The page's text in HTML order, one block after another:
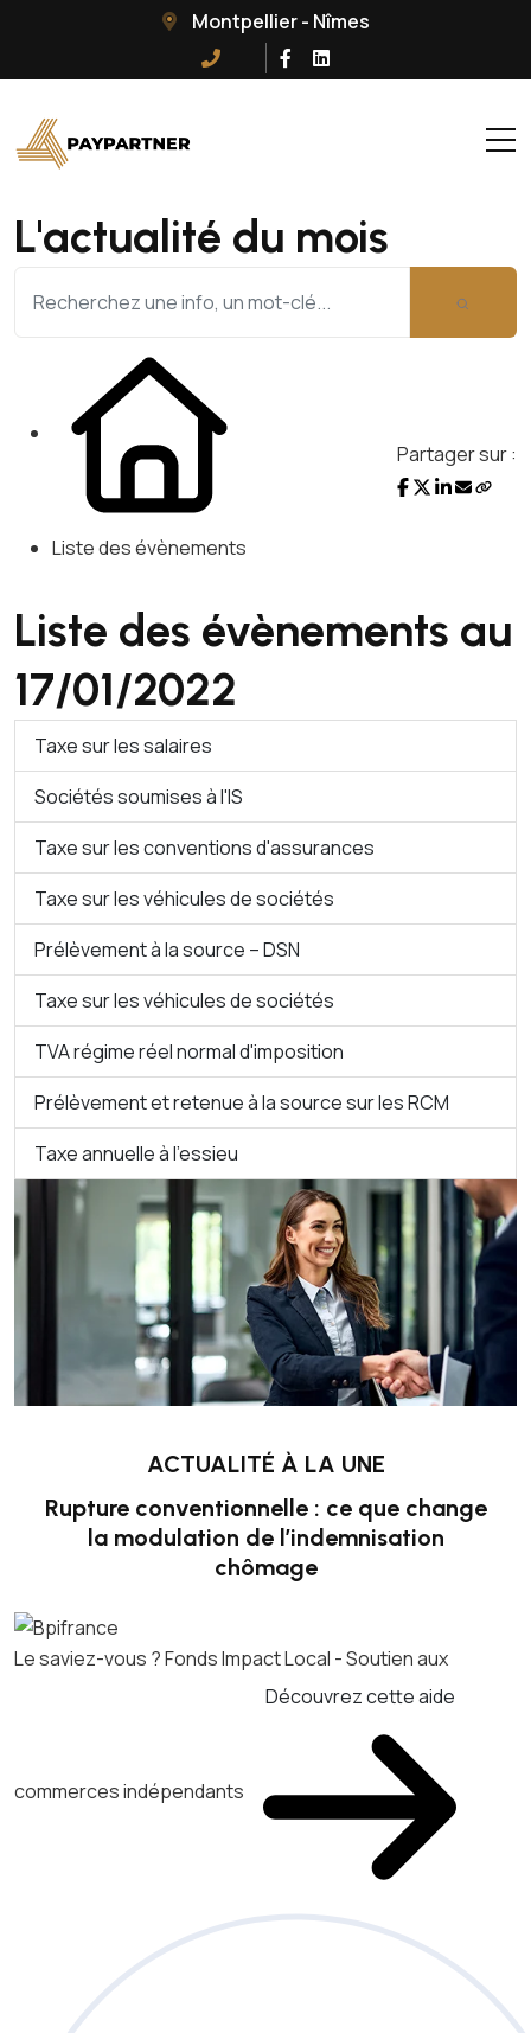
Montpellier - Nîmes
L'actualité du mois
Liste des évènements
Partager sur :
Liste des évènements au
17/01/2022
Taxe sur les salaires
Sociétés soumises à l'IS
Taxe sur les conventions d'assurances
Taxe sur les véhicules de sociétés
Prélèvement à la source – DSN
Taxe sur les véhicules de sociétés
TVA régime réel normal d'imposition
Prélèvement et retenue à la source sur les RCM
Taxe annuelle à l’essieu
ACTUALITÉ À LA UNE
Rupture conventionnelle : ce que change
la modulation de l’indemnisation
chômage
Le saviez-vous ?Fonds Impact Local - Soutien aux
commerces indépendants
Découvrez cette aide